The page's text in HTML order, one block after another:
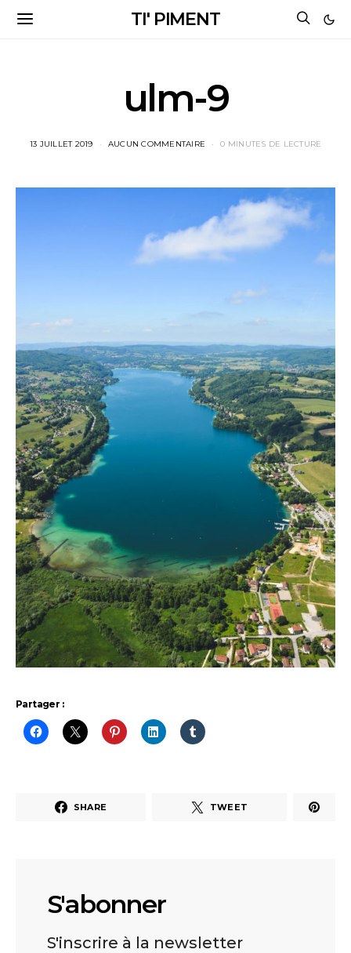
TI' PIMENT
ulm-9
13 JUILLET 2019 AUCUN COMMENTAIRE 0 MINUTES DE LECTURE
Partager :
SHARE TWEET
S'abonner
S'inscrire à la newsletter